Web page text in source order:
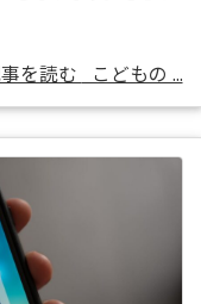
を読む こどもの ...